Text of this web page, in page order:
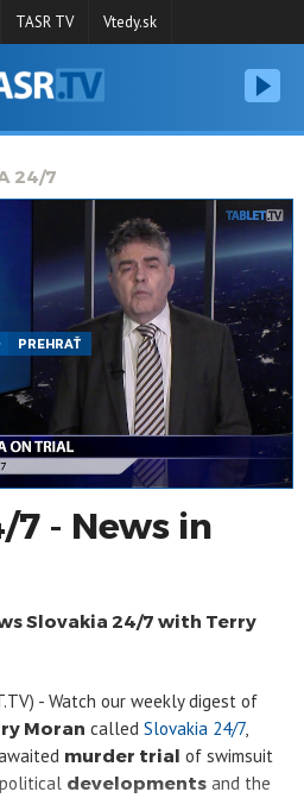
TASR TV Vtedy.sk
24/7
PREHRAŤ
7 - News in
Slovakia 24/7 with Terry
- Watch our weekly digest of
Moran called Slovakia 24/7,
murder trial of swimsuit
developmentsand the